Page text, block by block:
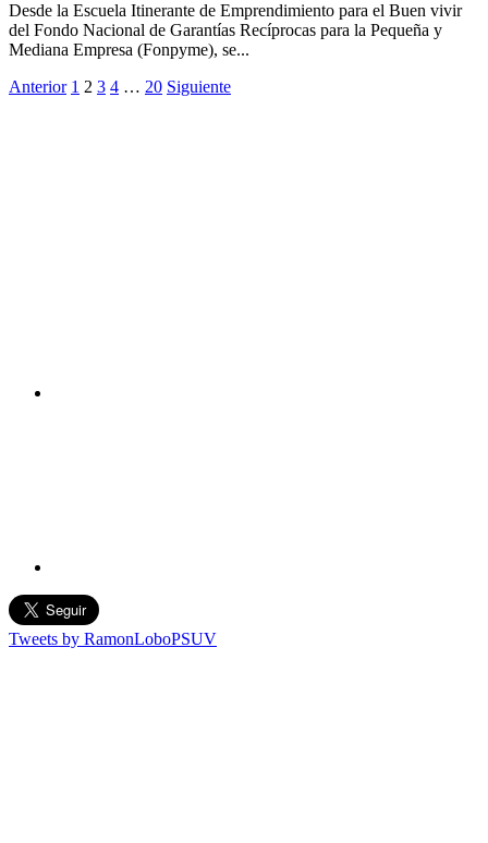
Desde la Escuela Itinerante de Emprendimiento para el Buen vivir
del Fondo Nacional de Garantías Recíprocas para la Pequeña y
Mediana Empresa (Fonpyme), se...
Anterior 1 2 3 4 … 20 Siguiente
Tweets by RamonLoboPSUV